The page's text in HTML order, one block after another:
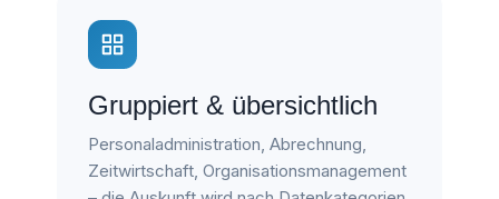
Gruppiert & übersichtlich
Personaladministration, Abrechnung,
Zeitwirtschaft, Organisationsmanagement